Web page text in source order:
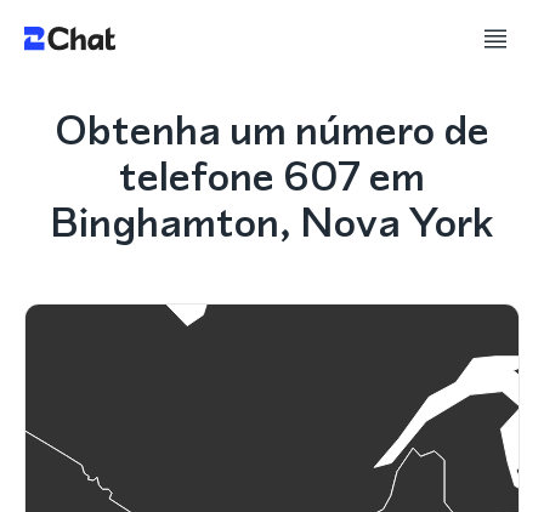
Obtenha um número de
telefone 607 em
Binghamton, Nova York